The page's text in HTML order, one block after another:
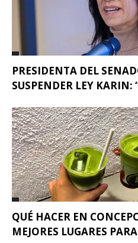
PRESIDENTA DEL
SUSPENDER LEY KARIN:
QUÉ HACER EN
MEJORES LUGARES